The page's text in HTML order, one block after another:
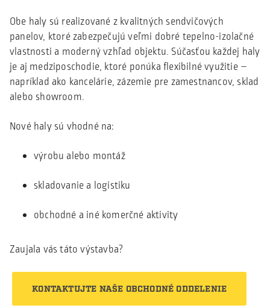
Obe haly sú realizované z kvalitných sendvičových
panelov, ktoré zabezpečujú veľmi dobré tepelno-izolačné
vlastnosti a moderný vzhľad objektu. Súčasťou každej haly
je aj medziposchodie, ktoré ponúka flexibilné využitie –
napríklad ako kancelárie, zázemie pre zamestnancov, sklad
alebo showroom.
Nové haly sú vhodné na:
výrobu alebo montáž
skladovanie a logistiku
obchodné a iné komerčné aktivity
Zaujala vás táto výstavba?
KONTAKTUJTE NAŠE OBCHODNÉ ODDELENIE